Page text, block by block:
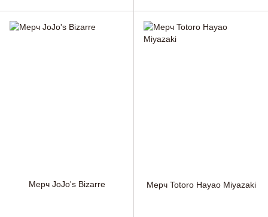
Мерч JoJo's Bizarre Мерч Totoro Hayao Miyazaki